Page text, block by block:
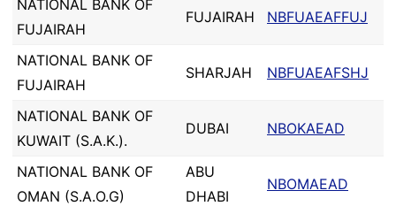
NATIONAL BANK OF
FUJAIRAH
FUJAIRAH NBFUAEAFFUJ
NATIONAL BANK OF
FUJAIRAH
SHARJAH NBFUAEAFSHJ
NATIONAL BANK OF
KUWAIT (S.A.K.).
DUBAI NBOKAEAD
NATIONAL BANK OF
OMAN (S.A.O.G)
ABU
DHABI
NBOMAEAD